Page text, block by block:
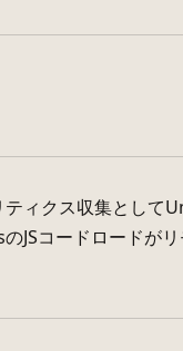
ィクス収集として
JSコードロードが